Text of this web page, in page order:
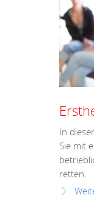
In
Sie mit
retten.